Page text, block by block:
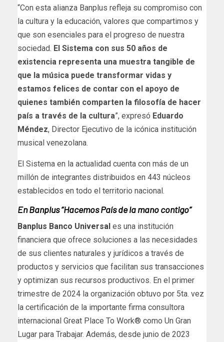
“Con esta alianza Banplus refleja su compromiso con
la cultura y la educación, valores que compartimos y
que son esenciales para el progreso de nuestra
sociedad. El Sistema con sus 50 años de
existencia representa una muestra tangible de
que la música puede transformar vidas y
estamos felices de contar con el apoyo de
quienes también comparten la filosofía de hacer
país a través de la cultura”, expresó Eduardo
Méndez, Director Ejecutivo de la icónica institución
musical venezolana.
El Sistema en la actualidad cuenta con más de un
millón de integrantes distribuidos en 443 núcleos
establecidos en todo el territorio nacional.
En Banplus “Hacemos País de la mano contigo”
Banplus Banco Universal es una institución
financiera que ofrece soluciones a las necesidades
de sus clientes naturales y jurídicos a través de
productos y servicios que facilitan sus transacciones
y optimizan sus recursos productivos. En el primer
trimestre de 2024 la organización obtuvo por 5ta. vez
la certificación de la importante firma consultora
internacional Great Place To Work® como Un Gran
Lugar para Trabajar. Además, desde junio de 2023